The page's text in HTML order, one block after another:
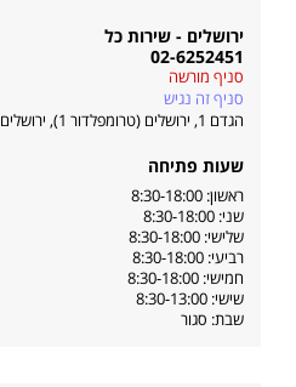
ירושלים - שירות כל
02-6252451
סניף מורשה
סניף זה נגיש
הגדם 1, ירושלים (טרומפלדור 1)
, ירושלים
שעות פתיחה
ראשון: 8:30-18:00
שני: 8:30-18:00
שלישי: 8:30-18:00
רביעי: 8:30-18:00
חמישי: 8:30-18:00
שישי: 8:30-13:00
שבת: סגור